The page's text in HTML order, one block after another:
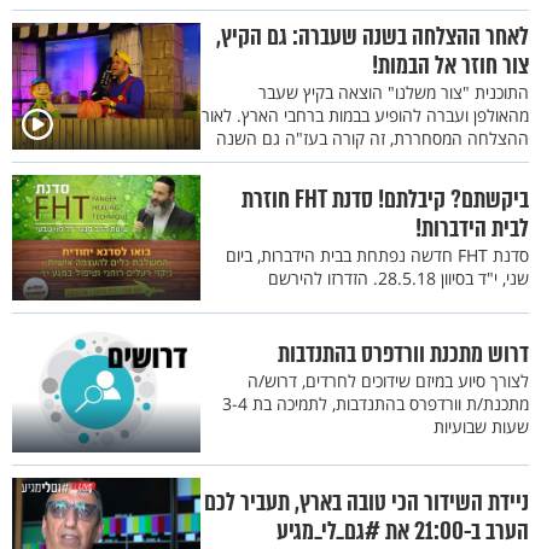
לאחר ההצלחה בשנה שעברה: גם הקיץ,
צור חוזר אל הבמות!
התוכנית "צור משלנו" הוצאה בקיץ שעבר
מהאולפן ועברה להופיע בבמות ברחבי הארץ. לאור
ההצלחה המסחררת, זה קורה בעז"ה גם השנה
ביקשתם? קיבלתם! סדנת FHT חוזרת
לבית הידברות!
סדנת FHT חדשה נפתחת בבית הידברות, ביום
שני, י"ד בסיוון 28.5.18. הזדרזו להירשם
דרוש מתכנת וורדפרס בהתנדבות
לצורך סיוע במיזם שידוכים לחרדים, דרוש/ה
מתכנת/ת וורדפרס בהתנדבות, לתמיכה בת 3-4
שעות שבועיות
ניידת השידור הכי טובה בארץ, תעביר לכם
הערב ב-21:00 את #גם_לי_מגיע